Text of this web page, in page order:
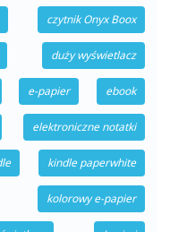
czytnik Onyx Boox
duży wyświetlacz
e-papier ebook
elektroniczne notatki
kindle paperwhite
kolorowy e-papier